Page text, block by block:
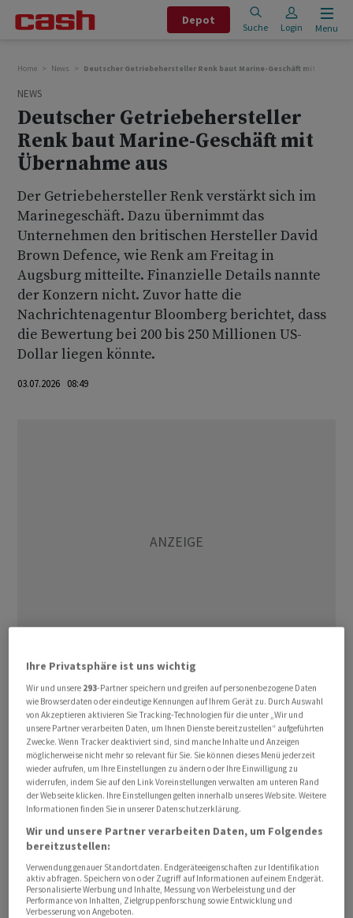
Depot
Suche Login Menu
Home News Deutscher Getriebehersteller Renk baut Marine-Geschäft mit
NEWS
Deutscher Getriebehersteller
Renk baut Marine-Geschäft mit
Übernahme aus
Der Getriebehersteller Renk verstärkt sich im
Marinegeschäft. Dazu übernimmt das
Unternehmen den britischen Hersteller David
Brown Defence, wie Renk am Freitag in
Augsburg mitteilte. Finanzielle Details nannte
der Konzern nicht. Zuvor hatte die
Nachrichtenagentur Bloomberg berichtet, dass
die Bewertung bei 200 bis 250 Millionen US-
Dollar liegen könnte.
03.07.2026 08:49
David Brown Defence ist den Angaben zufolge auf
Getriebe für die Marine- und Landverteidigung
spezialisiert. Renk verspricht sich durch den Zukauf den
Zugang zu Marineprojekten sowie zu einem
langfristigen Auftragsbestand im Rahmen der
wichtigsten Marineprogramme in Grossbritannien,
Kanada und Australien. Die Transaktion muss noch von
den Behörden genehmigt werden. Den Abschluss
erwartet Renk im vierten Quartal./nas/jha/
(AWP)
Ihre Privatsphäre ist uns wichtig
Wir und unsere 293-Partner speichern und greifen auf personenbezogene Daten
wie Browserdaten oder eindeutige Kennungen auf Ihrem Gerät zu. Durch Auswahl
von Akzeptieren aktivieren Sie Tracking-Technologien für die unter „Wir und
unsere Partner verarbeiten Daten, um Ihnen Dienste bereitzustellen“ aufgeführten
Zwecke. Wenn Tracker deaktiviert sind, sind manche Inhalte und Anzeigen
möglicherweise nicht mehr so relevant für Sie. Sie können dieses Menü jederzeit
wieder aufrufen, um Ihre Einstellungen zu ändern oder Ihre Einwilligung zu
widerrufen, indem Sie auf den Link Voreinstellungen verwalten am unteren Rand
der Webseite klicken. Ihre Einstellungen gelten innerhalb unseres Website. Weitere
Informationen finden Sie in unserer Datenschutzerklärung.
Wir und unsere Partner verarbeiten Daten, um Folgendes
bereitzustellen:
Verwendung genauer Standortdaten. Endgeräteeigenschaften zur Identifikation
aktiv abfragen. Speichern von oder Zugriff auf Informationen auf einem Endgerät.
Personalisierte Werbung und Inhalte, Messung von Werbeleistung und der
Performance von Inhalten, Zielgruppenforschung sowie Entwicklung und
Verbesserung von Angeboten.